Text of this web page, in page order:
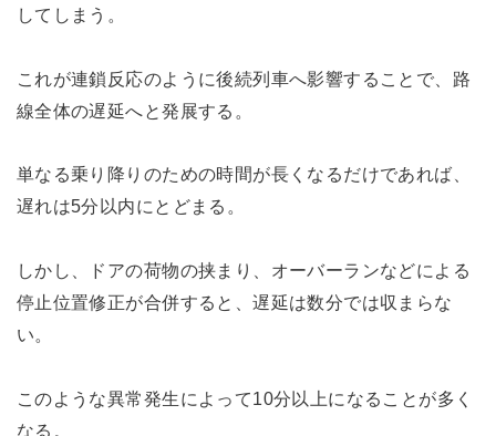
してしまう。
これが連鎖反応のように後続列車へ影響することで、路
線全体の遅延へと発展する。
単なる乗り降りのための時間が長くなるだけであれば、
遅れは5分以内にとどまる。
しかし、ドアの荷物の挟まり、オーバーランなどによる
停止位置修正が合併すると、遅延は数分では収まらな
い。
このような異常発生によって10分以上になることが多く
なる。